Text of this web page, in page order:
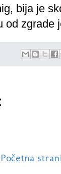
bija je
od zgrade
Početna